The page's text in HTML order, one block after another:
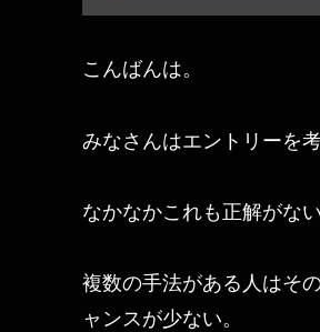
こんばんは。
みなさんはエントリーを
なかなかこれも正解がな
複数の手法がある人はそ
ャンスが少ない。